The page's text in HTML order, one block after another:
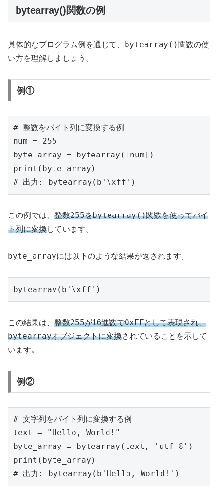
bytearray()関数の例
具体的なプログラム例を通じて、 bytearray() 関数の使
い方を理解しましょう。
例①
# 整数をバイト列に変換する例
num = 255
byte_array = bytearray([num])
print(byte_array)
# 出力: bytearray(b'\xff')
この例では、 整数255をbytearray()関数を使ってバイ
ト列に変換しています。
byte_arrayには以下のような結果が返されます。
bytearray(b'\xff')
この結果は、 整数255が16進数で0xFFとして表現され、
bytearrayオブジェクトに変換されていることを示して
います。
例②
# 文字列をバイト列に変換する例
text = "Hello, World!"
byte_array = bytearray(text, 'utf-8')
print(byte_array)